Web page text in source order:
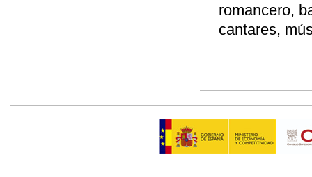
romancero,
cantares,